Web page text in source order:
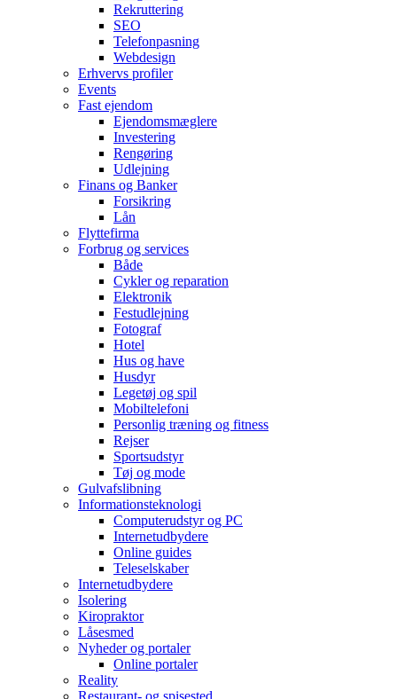
Rekruttering
SEO
Telefonpasning
Webdesign
Erhvervs profiler
Events
Fast ejendom
Ejendomsmæglere
Investering
Rengøring
Udlejning
Finans og Banker
Forsikring
Lån
Flyttefirma
Forbrug og services
Både
Cykler og reparation
Elektronik
Festudlejning
Fotograf
Hotel
Hus og have
Husdyr
Legetøj og spil
Mobiltelefoni
Personlig træning og fitness
Rejser
Sportsudstyr
Tøj og mode
Gulvafslibning
Informationsteknologi
Computerudstyr og PC
Internetudbydere
Online guides
Teleselskaber
Internetudbydere
Isolering
Kiropraktor
Låsesmed
Nyheder og portaler
Online portaler
Reality
Restaurant- og spisested